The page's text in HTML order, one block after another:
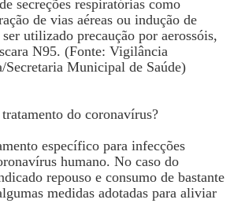
secreções respiratórias como
de vias aéreas ou indução de
utilizado precaução por aerossóis,
N95. (Fonte: Vigilância
Municipal de Saúde)
do coronavírus?
específico para infecções
humano. No caso do
repouso e consumo de bastante
medidas adotadas para aliviar